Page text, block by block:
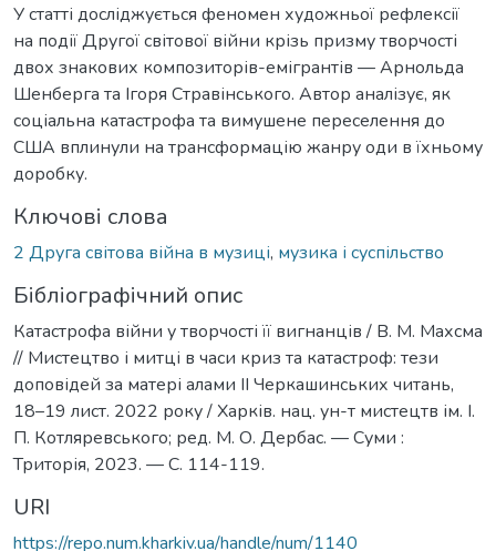
У статті досліджується феномен художньої рефлексії
на події Другої світової війни крізь призму творчості
двох знакових композиторів-емігрантів — Арнольда
Шенберга та Ігоря Стравінського. Автор аналізує, як
соціальна катастрофа та вимушене переселення до
США вплинули на трансформацію жанру оди в їхньому
доробку.
Ключові слова
2 Друга світова війна в музиці, музика і суспільство
Бібліографічний опис
Катастрофа війни у творчості її вигнанців / В. М. Махсма
// Мистецтво і митці в часи криз та катастроф: тези
доповідей за матері алами ІІ Черкашинських читань,
18–19 лист. 2022 року / Харків. нац. ун-т мистецтв ім. І.
П. Котляревського; ред. М. О. Дербас. — Суми :
Триторія, 2023. — С. 114-119.
URI
https://repo.num.kharkiv.ua/handle/num/1140